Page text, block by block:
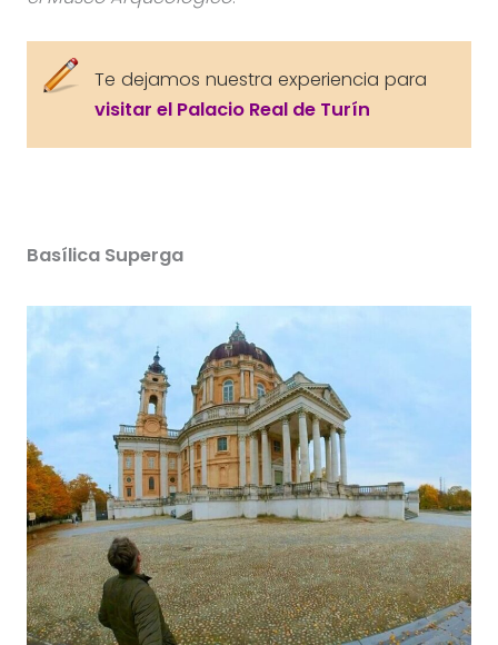
Te dejamos nuestra experiencia para
visitar el Palacio Real de Turín
Basílica Superga